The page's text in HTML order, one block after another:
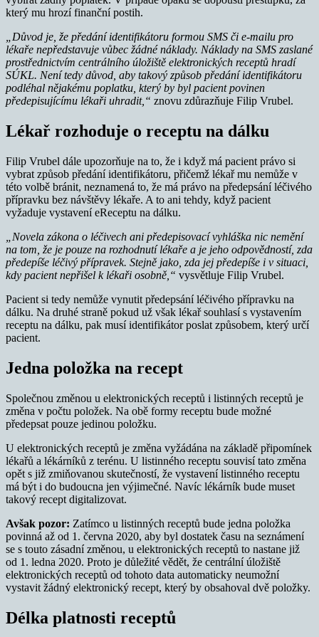
který mu hrozí finanční postih.
„Důvod je, že předání identifikátoru formou SMS či e-mailu pro
lékaře nepředstavuje vůbec žádné náklady. Náklady na SMS zaslané
prostřednictvím centrálního úložiště elektronických receptů hradí
SÚKL. Není tedy důvod, aby takový způsob předání identifikátoru
podléhal nějakému poplatku, který by byl pacient povinen
předepisujícímu lékaři uhradit,“ znovu zdůrazňuje Filip Vrubel.
Lékař rozhoduje o receptu na dálku
Filip Vrubel dále upozorňuje na to, že i když má pacient právo si
vybrat způsob předání identifikátoru, přičemž lékař mu nemůže v
této volbě bránit, neznamená to, že má právo na předepsání léčivého
přípravku bez návštěvy lékaře. A to ani tehdy, když pacient
vyžaduje vystavení eReceptu na dálku.
„Novela zákona o léčivech ani předepisovací vyhláška nic nemění
na tom, že je pouze na rozhodnutí lékaře a je jeho odpovědností, zda
předepíše léčivý přípravek. Stejně jako, zda jej předepíše i v situaci,
kdy pacient nepřišel k lékaři osobně,“ vysvětluje Filip Vrubel.
Pacient si tedy nemůže vynutit předepsání léčivého přípravku na
dálku. Na druhé straně pokud už však lékař souhlasí s vystavením
receptu na dálku, pak musí identifikátor poslat způsobem, který určí
pacient.
Jedna položka na recept
Společnou změnou u elektronických receptů i listinných receptů je
změna v počtu položek. Na obě formy receptu bude možné
předepsat pouze jedinou položku.
U elektronických receptů je změna vyžádána na základě připomínek
lékařů a lékárníků z terénu. U listinného receptu souvisí tato změna
opět s již zmiňovanou skutečností, že vystavení listinného receptu
má být i do budoucna jen výjimečné. Navíc lékárník bude muset
takový recept digitalizovat.
Avšak pozor: Zatímco u listinných receptů bude jedna položka
povinná až od 1. června 2020, aby byl dostatek času na seznámení
se s touto zásadní změnou, u elektronických receptů to nastane již
od 1. ledna 2020. Proto je důležité vědět, že centrální úložiště
elektronických receptů od tohoto data automaticky neumožní
vystavit žádný elektronický recept, který by obsahoval dvě položky.
Délka platnosti receptů